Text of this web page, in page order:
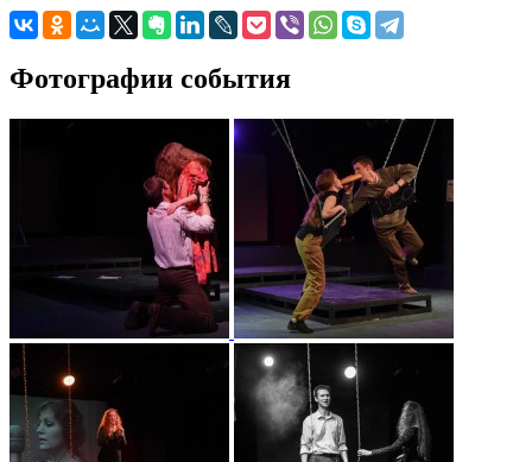
Фотографии события